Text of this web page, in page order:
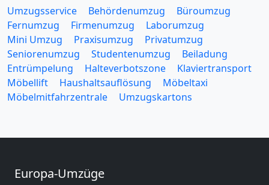
Umzugsservice Behördenumzug
Büroumzug
Fernumzug
Firmenumzug
Laborumzug
Mini Umzug
Praxisumzug
Privatumzug
Seniorenumzug
Studentenumzug
Beiladung
Entrümpelung
Halteverbotszone
Klaviertransport
Möbellift
Haushaltsauflösung
Möbeltaxi
Möbelmitfahrzentrale
Umzugskartons
Europa-Umzüge